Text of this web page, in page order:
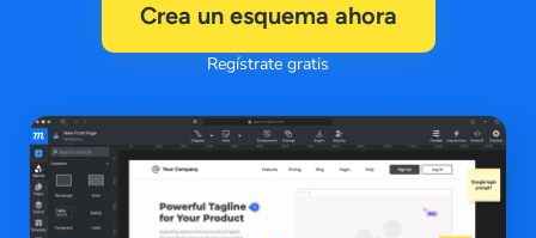
Crea un esquema ahora
Regístrate gratis